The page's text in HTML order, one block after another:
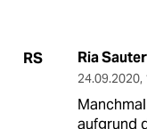
RS Ria Sauter
24.09.2020,
aufgrund